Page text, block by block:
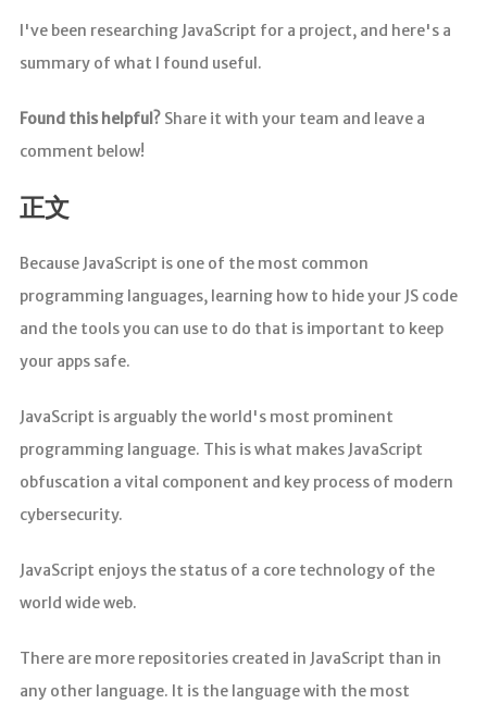
I've been researching JavaScript for a project, and here's a
summary of what I found useful.
Found this helpful?Share it with your team and leave a
comment below!
正文
Because JavaScript is one of the most common
programming languages, learning how to hide your JS code
and the tools you can use to do that is important to keep
your apps safe.
JavaScript is arguably the world's most prominent
programming language. This is what makes JavaScript
obfuscation a vital component and key process of modern
cybersecurity.
JavaScript enjoys the status of a core technology of the
world wide web.
There are more repositories created in JavaScript than in
any other language. It is the language with the most